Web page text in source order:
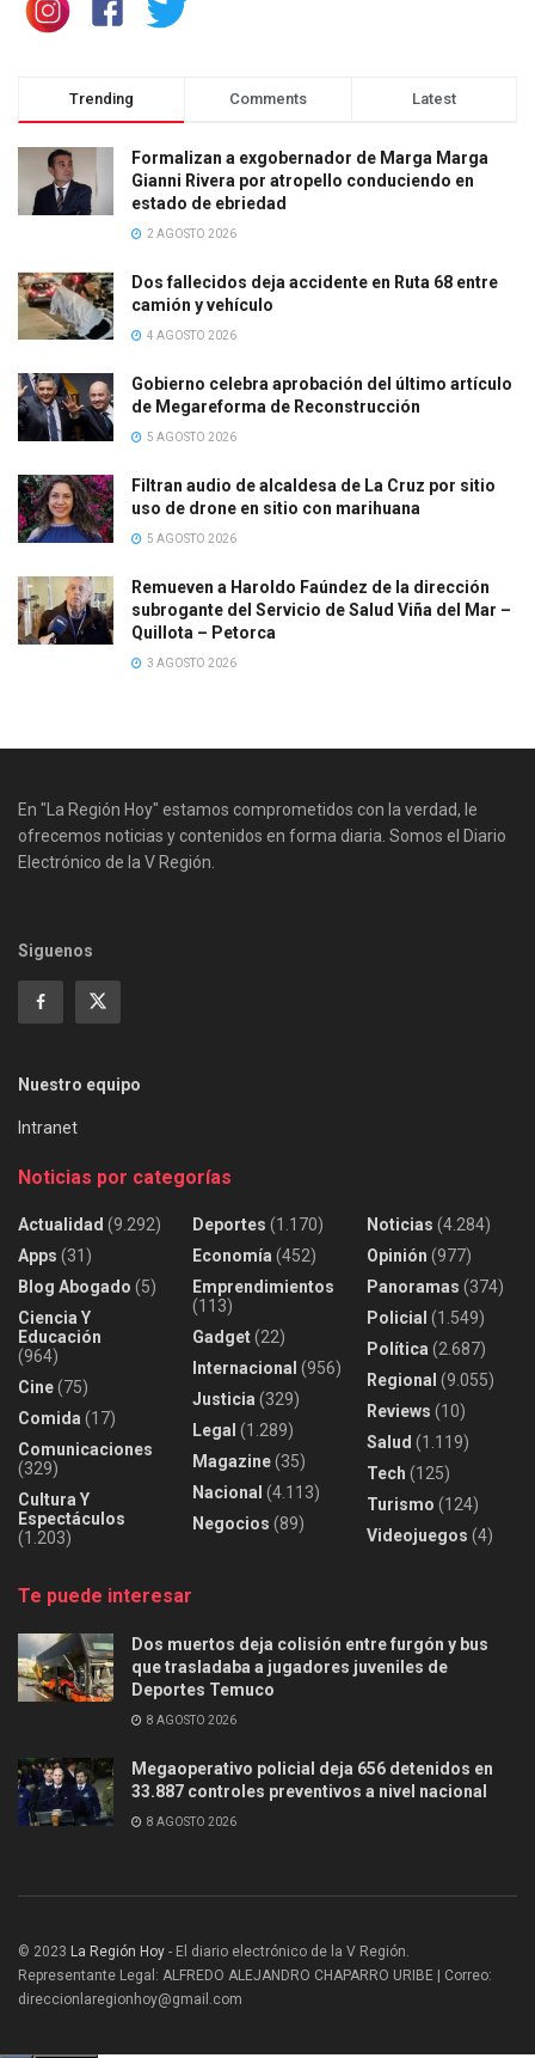
Trending Comments Latest
Formalizan a exgobernador de Marga Marga
Gianni Rivera por atropello conduciendo en
estado de ebriedad
2 AGOSTO 2026
Dos fallecidos deja accidente en Ruta 68 entre
camión y vehículo
4 AGOSTO 2026
Gobierno celebra aprobación del último artículo
de Megareforma de Reconstrucción
5 AGOSTO 2026
Filtran audio de alcaldesa de La Cruz por sitio
uso de drone en sitio con marihuana
5 AGOSTO 2026
Remueven a Haroldo Faúndez de la dirección
subrogante del Servicio de Salud Viña del Mar –
Quillota – Petorca
3 AGOSTO 2026
En "La Región Hoy" estamos comprometidos con la verdad, le
ofrecemos noticias y contenidos en forma diaria. Somos el Diario
Electrónico de la V Región.
Siguenos
Nuestro equipo
Intranet
Noticias por categorías
Actualidad (9.292)
Apps (31)
Blog Abogado (5)
Ciencia Y
Educación
(964)
Cine(75)
Comida (17)
Comunicaciones
(329)
Cultura Y
Espectáculos
(1.203)
Deportes (1.170)
Economía (452)
Emprendimientos
(113)
Gadget(22)
Internacional (956)
Justicia (329)
Legal (1.289)
Magazine(35)
Nacional (4.113)
Negocios (89)
Noticias (4.284)
Opinión (977)
Panoramas (374)
Policial (1.549)
Política (2.687)
Regional (9.055)
Reviews (10)
Salud (1.119)
Tech (125)
Turismo (124)
Videojuegos (4)
Te puede interesar
Dos muertos deja colisión entre furgón y bus
que trasladaba a jugadores juveniles de
Deportes Temuco
8 AGOSTO 2026
Megaoperativo policial deja 656 detenidos en
33.887 controles preventivos a nivel nacional
8 AGOSTO 2026
© 2023 La Región Hoy - El diario electrónico de la V Región.
Representante Legal: ALFREDO ALEJANDRO CHAPARRO URIBE | Correo:
direccionlaregionhoy@gmail.com